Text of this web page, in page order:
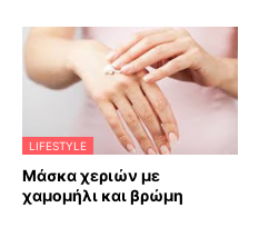
LIFESTYLE
Mάσκα χεριών με
χαμομήλι και βρώμη